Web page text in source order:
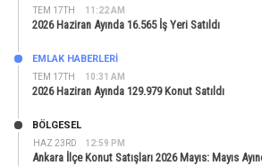
TEM 17TH 11:22 AM
2026 Haziran Ayında 16.565 İş Yeri Satıldı
TEM 17TH 10:31 AM
EMLAK HABERLERI
2026 Haziran Ayında 129.979 Konut Satıldı
HAZ 23RD 12:59 PM
BÖLGESEL
Ankara İlçe Konut Satışları 2026 Mayıs: Mayıs